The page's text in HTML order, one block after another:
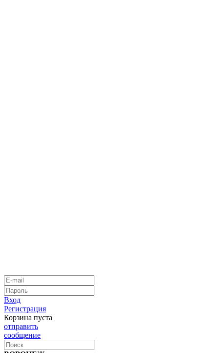
Вход
Регистрация
Корзина пуста
отправить
сообщение